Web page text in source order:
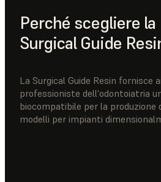
Perché scegliere la
Surgical Guide
La Surgical Guide Resin fornisce
professioniste dell'odontoiatria
biocompatibile per la produzione
modelli per impianti